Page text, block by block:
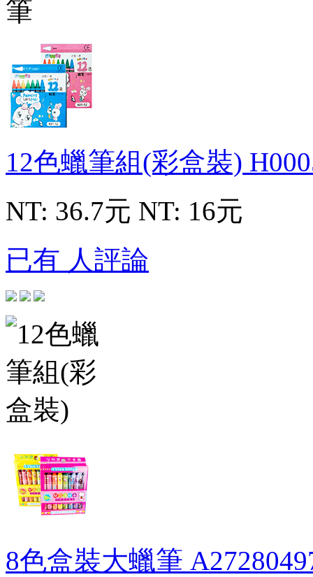
12色蠟筆組(彩盒裝)
NT: 36.7元 NT: 16元
已有 人評論
8色盒裝大蠟筆